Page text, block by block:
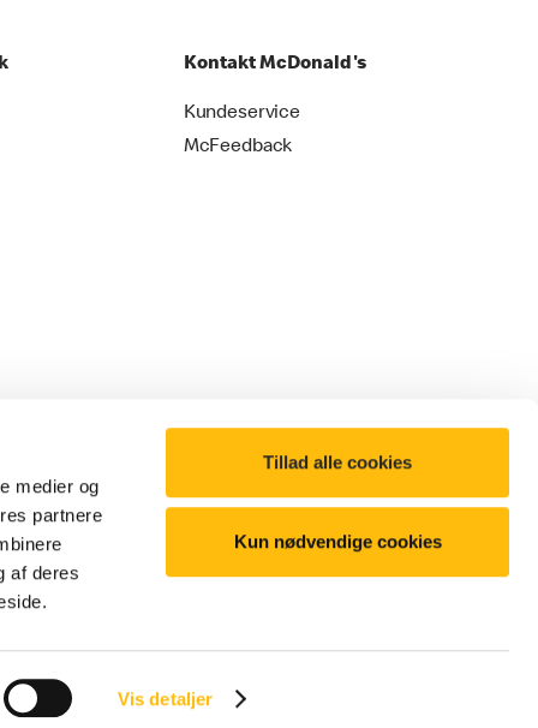
medier og
partnere
af deres
Vis detaljer
Tillad alle cookies
Kun nødvendige cookies
Kontakt McDonald's
Kundeservice
McFeedback